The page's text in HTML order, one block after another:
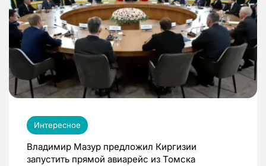
Интересное
Владимир Мазур предложил Киргизии
запустить прямой авиарейс из Томска